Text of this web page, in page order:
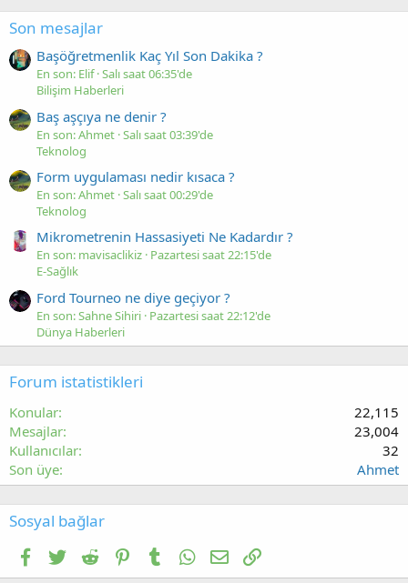
Son mesajlar
Başöğretmenlik Kaç Yıl Son Dakika ?
En son: Elif Salı saat 06:35'de
Bilişim Haberleri
Baş aşçıya ne denir ?
En son: Ahmet Salı saat 03:39'de
Teknolog
Form uygulaması nedir kısaca ?
En son: Ahmet Salı saat 00:29'de
Teknolog
Mikrometrenin Hassasiyeti Ne Kadardır ?
En son: mavisaclikiz Pazartesi saat 22:15'de
E-Sağlık
Ford Tourneo ne diye geçiyor ?
En son: Sahne Sihiri Pazartesi saat 22:12'de
Dünya Haberleri
Forum istatistikleri
Konular
22,115
Mesajlar
23,004
Kullanıcılar
32
Son üye
Ahmet
Sosyal bağlar
Facebook
TwitterReddit PinterestTumblrWhatsApp
E-postaLink